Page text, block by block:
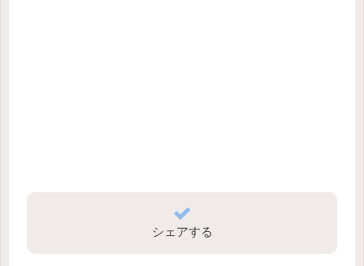
シェアする